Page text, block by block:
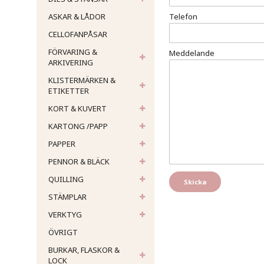
ASKAR & LÅDOR
CELLOFANPÅSAR
FÖRVARING &
ARKIVERING
KLISTERMÄRKEN &
ETIKETTER
KORT & KUVERT
KARTONG /PAPP
PAPPER
PENNOR & BLÄCK
QUILLING
STÄMPLAR
VERKTYG
ÖVRIGT
BURKAR, FLASKOR &
LOCK
Telefon
Meddelande